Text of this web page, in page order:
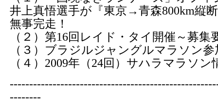
井上真悟選手が『東京→青森800km縦
無事完走！
（２）第16回レイド・タイ開催～募集
（３）ブラジルジャングルマラソン
（４）2009年（24回）サハラマラソン
--------